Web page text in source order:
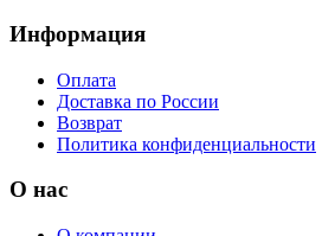
Информация
Оплата
Доставка по России
Возврат
Политика конфиденциальности
О нас